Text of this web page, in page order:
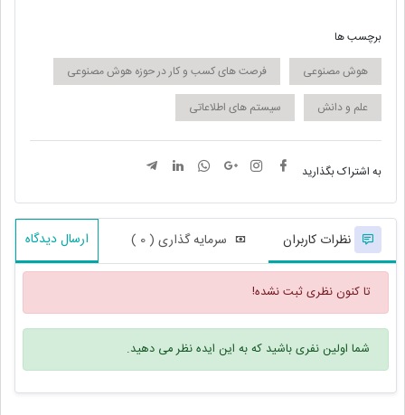
برچسب ها
هوش مصنوعی
فرصت های کسب و کار در حوزه هوش مصنوعی
علم و دانش
سیستم های اطلاعاتی
به اشتراک بگذارید
نظرات کاربران سرمایه گذاری ( 0 ) ارسال دیدگاه
تا کنون نظری ثبت نشده!
شما اولین نفری باشید که به این ایده نظر می دهید.